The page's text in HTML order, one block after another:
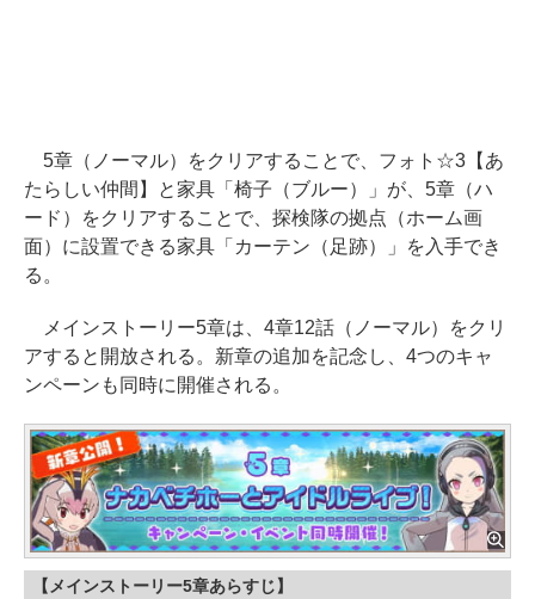
5章（ノーマル）をクリアすることで、フォト☆3【あ
たらしい仲間】と家具「椅子（ブルー）」が、5章（ハ
ード）をクリアすることで、探検隊の拠点（ホーム画
面）に設置できる家具「カーテン（足跡）」を入手でき
る。
メインストーリー5章は、4章12話（ノーマル）をクリ
アすると開放される。新章の追加を記念し、4つのキャ
ンペーンも同時に開催される。
【メインストーリー5章あらすじ】